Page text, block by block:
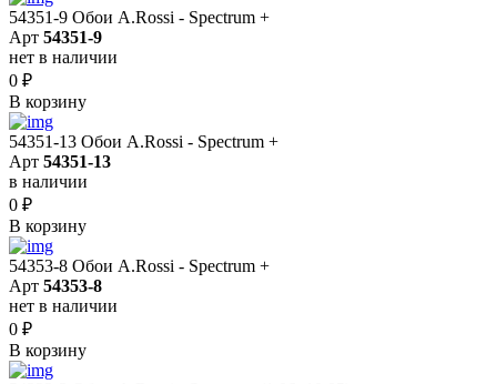
54351-9 Обои A.Rossi - Spectrum +
Арт 54351-9
нет в наличии
0 ₽
В корзину
54351-13 Обои A.Rossi - Spectrum +
Арт 54351-13
в наличии
0 ₽
В корзину
54353-8 Обои A.Rossi - Spectrum +
Арт 54353-8
нет в наличии
0 ₽
В корзину